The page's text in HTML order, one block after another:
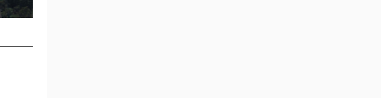
Les exportacions cap a països fora de la UE porten